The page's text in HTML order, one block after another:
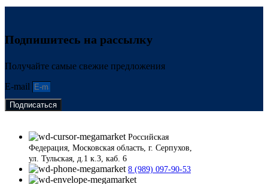
Подпишитесь на рассылку
Получайте самые свежие предложения
E-mail
Подписаться
Российская
Федерация, Московская область, г. Серпухов,
ул. Тульская, д.1 к.3, каб. 6
8 (989) 097-90-53